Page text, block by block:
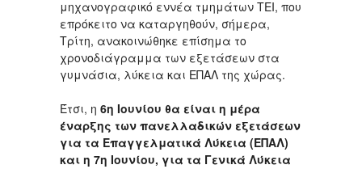
μηχανογραφικό εννέα τμημάτων ΤΕΙ, που
επρόκειτο να καταργηθούν, σήμερα,
Τρίτη, ανακοινώθηκε επίσημα το
χρονοδιάγραμμα των εξετάσεων στα
γυμνάσια, λύκεια και ΕΠΑΛ της χώρας.
Έτσι, η 6η Ιουνίου θα είναι η μέρα
έναρξης των πανελλαδικών εξετάσεων
για τα Επαγγελματικά Λύκεια (ΕΠΑΛ)
και η 7η Ιουνίου, για τα Γενικά Λύκεια